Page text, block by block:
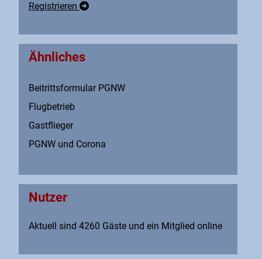
Registrieren
Ähnliches
Beitrittsformular PGNW
Flugbetrieb
Gastflieger
PGNW und Corona
Nutzer
Aktuell sind 4260 Gäste und ein Mitglied online